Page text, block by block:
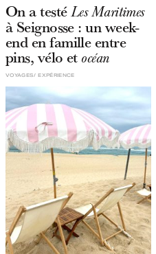
On a testéLes Maritimes
à Seignosse : un week-
end en famille entre
pins, vélo et océan
EXPÉRIENCE
VOYAGES